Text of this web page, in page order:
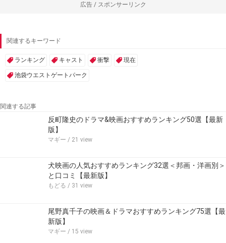
広告 / スポンサーリンク
関連するキーワード
ランキング キャスト 衝撃 現在
池袋ウエストゲートパーク
関連する記事
反町隆史のドラマ&映画おすすめランキング50選【最新
版】
マギー / 21 view
犬映画の人気おすすめランキング32選＜邦画・洋画別＞
と口コミ【最新版】
もどる / 31 view
尾野真千子の映画＆ドラマおすすめランキング75選【最
新版】
マギー / 15 view